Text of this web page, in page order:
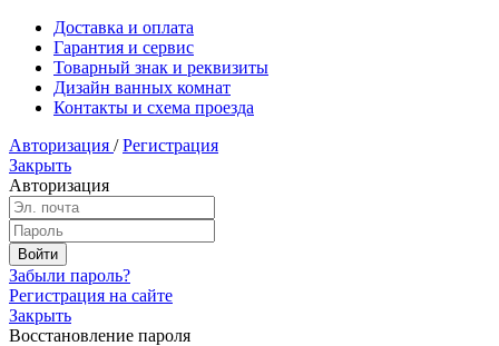
Доставка и оплата
Гарантия и сервис
Товарный знак и реквизиты
Дизайн ванных комнат
Контакты и схема проезда
Авторизация / Регистрация
Закрыть
Авторизация
Забыли пароль?
Регистрация на сайте
Закрыть
Восстановление пароля